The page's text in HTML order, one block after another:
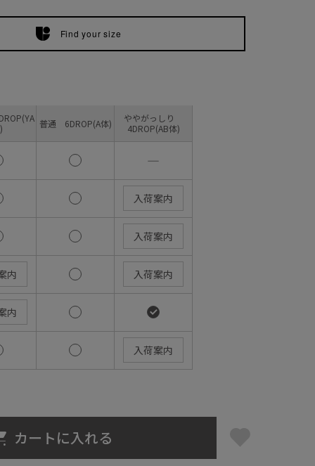
Find your size
普通 6DROP(A体)
ややがっしり
4DROP(AB体)
―
入荷案内
入荷案内
内 入荷案内
内
入荷案内
カートに入れる